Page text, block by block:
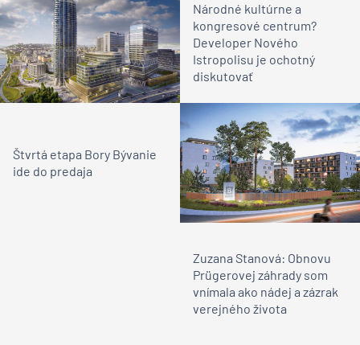
Národné kultúrne a
kongresové centrum?
Developer Nového
Istropolisu je ochotný
diskutovať
Štvrtá etapa Bory Bývanie
ide do predaja
Zuzana Stanová: Obnovu
Prügerovej záhrady som
vnímala ako nádej a zázrak
verejného života